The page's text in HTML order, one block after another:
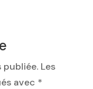
publiée. Les
avec *